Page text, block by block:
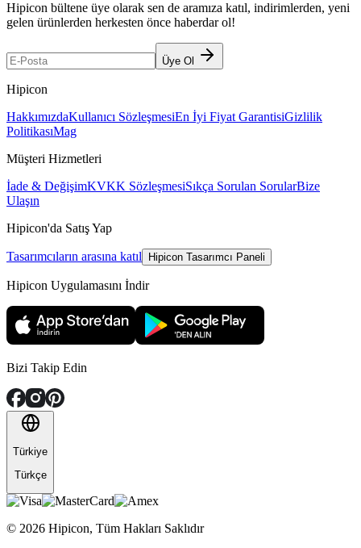
Hipicon bültene üye olarak sen de aramıza katıl, indirimlerden, yeni
gelen ürünlerden herkesten önce haberdar ol!
Üye Ol
Hipicon
HakkımızdaKullanıcı SözleşmesiEn İyi Fiyat GarantisiGizlilik
PolitikasıMag
Müşteri Hizmetleri
İade & DeğişimKVKK SözleşmesiSıkça Sorulan SorularBize
Ulaşın
Hipicon'da Satış Yap
Tasarımcıların arasına katıl Hipicon Tasarımcı Paneli
Hipicon Uygulamasını İndir
Bizi Takip Edin
Türkiye
Türkçe
© 2026 Hipicon, Tüm Hakları Saklıdır